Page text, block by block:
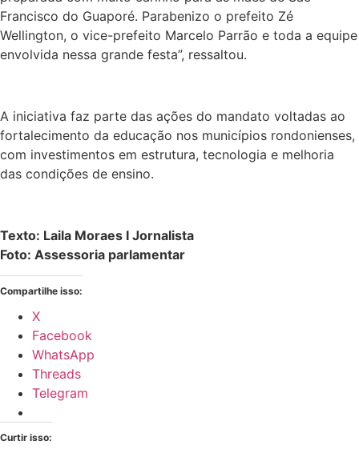
Francisco do Guaporé. Parabenizo o prefeito Zé
Wellington, o vice-prefeito Marcelo Parrão e toda a equipe
envolvida nessa grande festa”, ressaltou.
A iniciativa faz parte das ações do mandato voltadas ao
fortalecimento da educação nos municípios rondonienses,
com investimentos em estrutura, tecnologia e melhoria
das condições de ensino.
Texto: Laila Moraes I Jornalista
Foto: Assessoria parlamentar
Compartilhe isso:
X
Facebook
WhatsApp
Threads
Telegram
Curtir isso: